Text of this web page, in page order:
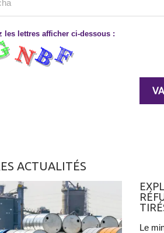
les lettres afficher ci-dessous :
ACTUALITÉS
Le